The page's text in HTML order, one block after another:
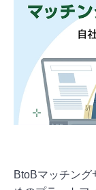
BtoBマッチング